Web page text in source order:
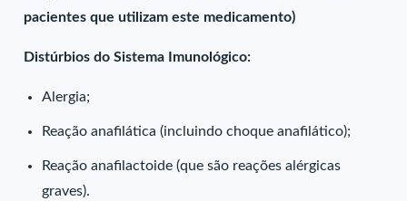
pacientes que utilizam este medicamento)
Distúrbios do Sistema Imunológico:
Alergia;
Reação anafilática (incluindo choque anafilático);
Reação anafilactoide (que são reações alérgicas
graves).